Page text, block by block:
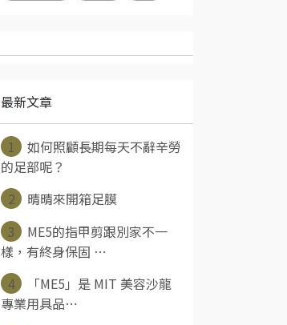
最新文章
1
如何照顧長期每天不辭辛勞
的足部呢？
2
晴晴來開箱足膜
3
ME5的指甲剪跟別家不一
樣，有終身保固 ⋯
4
「ME5」是 MIT 美容沙龍
專業用具品⋯